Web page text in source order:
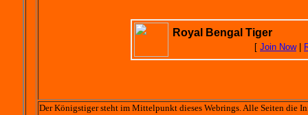
Royal Bengal Tiger
[ Join Now|
Der Königstiger steht im Mittelpunkt dieses Webrings. Alle Seiten die